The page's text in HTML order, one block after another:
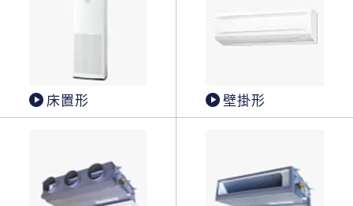
床置形 壁掛形